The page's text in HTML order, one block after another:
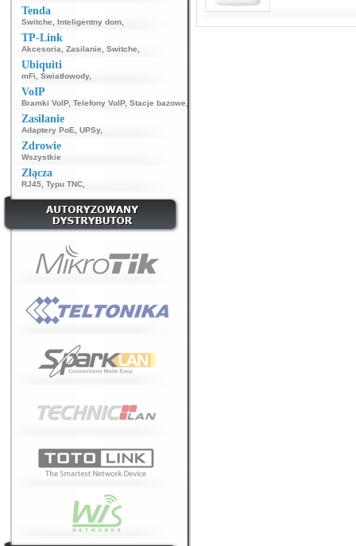
Tenda
Switche Inteligentny dom
TP-Link
Akcesoria Zasilanie Switche
Ubiquiti
mFi Światłowody,
VoIP
Bramki VoIP, Telefony VoIP, Stacje bazowe
Zasilanie
Adaptery PoE UPSy,
Zdrowie
Wszystkie
Złącza
RJ45 Typu TNC